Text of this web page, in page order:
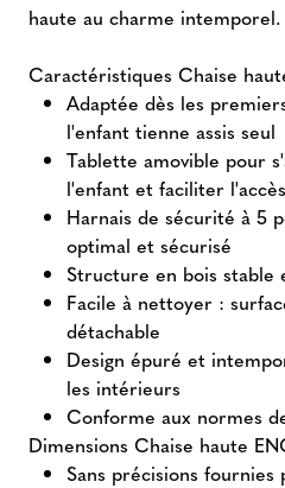
haute au charme intemporel.
Caractéristiques Chaise
Adaptée dès les
l'enfant tienne assis seul
Tablette amovible pour
l'enfant et faciliter
Harnais de sécurité à 5
optimal et sécurisé
Structure en bois stable
Facile à nettoyer :
détachable
Design épuré et
les intérieurs
Conforme aux normes
Dimensions Chaise haute
Sans précisions